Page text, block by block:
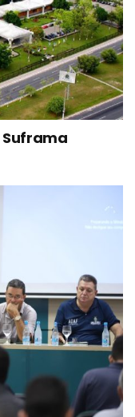
Suframa